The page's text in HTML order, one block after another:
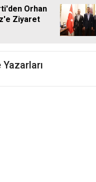
Orhan
Ziyaret
Yazarları